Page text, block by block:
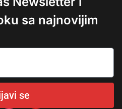
sa najnovijim
se